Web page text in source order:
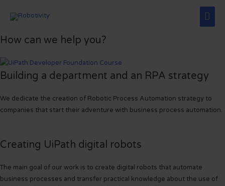
How can we help you?
Building a department and an RPA strategy
We dedicate the creation of Robotic Process Automation strategy to
companies that start their adventure with business process automation.
Creating UiPath digital robots
The main goal of our work is to create digital robots that automate
business processes and transfer practical knowledge about the use of